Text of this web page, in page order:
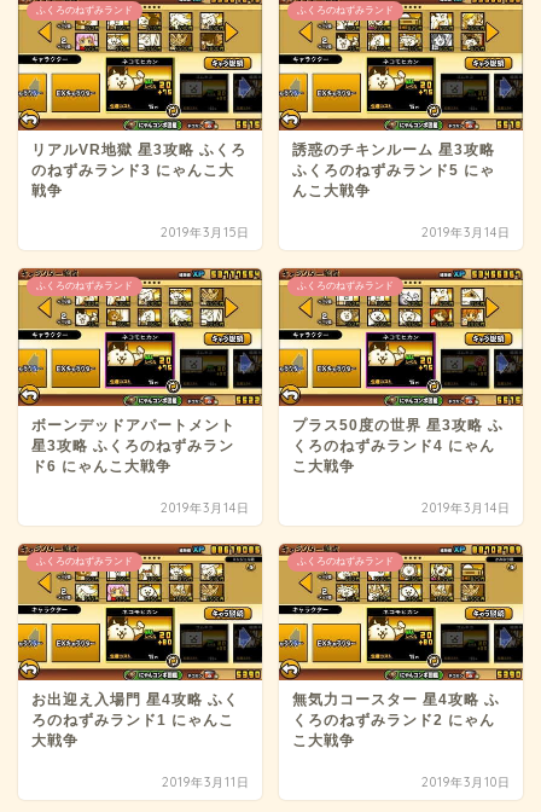
ふくろのねずみランド
リアルVR地獄 星3攻略 ふくろ
のねずみランド3 にゃんこ大
戦争
2019年3月15日
ふくろのねずみランド
誘惑のチキンルーム 星3攻略
ふくろのねずみランド5 にゃ
んこ大戦争
2019年3月14日
ふくろのねずみランド
ボーンデッドアパートメント
星3攻略 ふくろのねずみラン
ド6 にゃんこ大戦争
2019年3月14日
ふくろのねずみランド
プラス50度の世界 星3攻略 ふ
くろのねずみランド4 にゃん
こ大戦争
2019年3月14日
ふくろのねずみランド
お出迎え入場門 星4攻略 ふく
ろのねずみランド1 にゃんこ
大戦争
2019年3月11日
ふくろのねずみランド
無気力コースター 星4攻略 ふ
くろのねずみランド2 にゃん
こ大戦争
2019年3月10日